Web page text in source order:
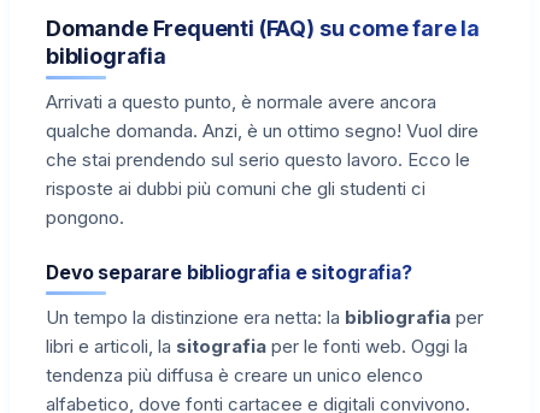
Domande Frequenti (FAQ) su come fare la
bibliografia
Arrivati a questo punto, è normale avere ancora
qualche domanda. Anzi, è un ottimo segno! Vuol dire
che stai prendendo sul serio questo lavoro. Ecco le
risposte ai dubbi più comuni che gli studenti ci
pongono.
Devo separare bibliografia e sitografia?
Un tempo la distinzione era netta: la bibliografia per
libri e articoli, la sitografia per le fonti web. Oggi la
tendenza più diffusa è creare un unico elenco
alfabetico, dove fonti cartacee e digitali convivono.